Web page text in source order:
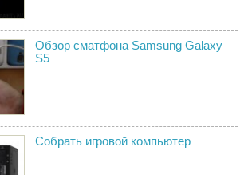
Обзор сматфона Samsung Galaxy
S5
Собрать игровой компьютер